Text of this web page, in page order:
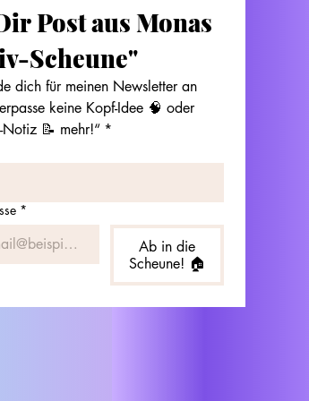
Post aus Monas
Scheune"
dich für meinen Newsletter an
keine Kopf-Idee 🧠 oder
Notiz 📝 mehr!“ *
*
Ab in die
Scheune! 🏠